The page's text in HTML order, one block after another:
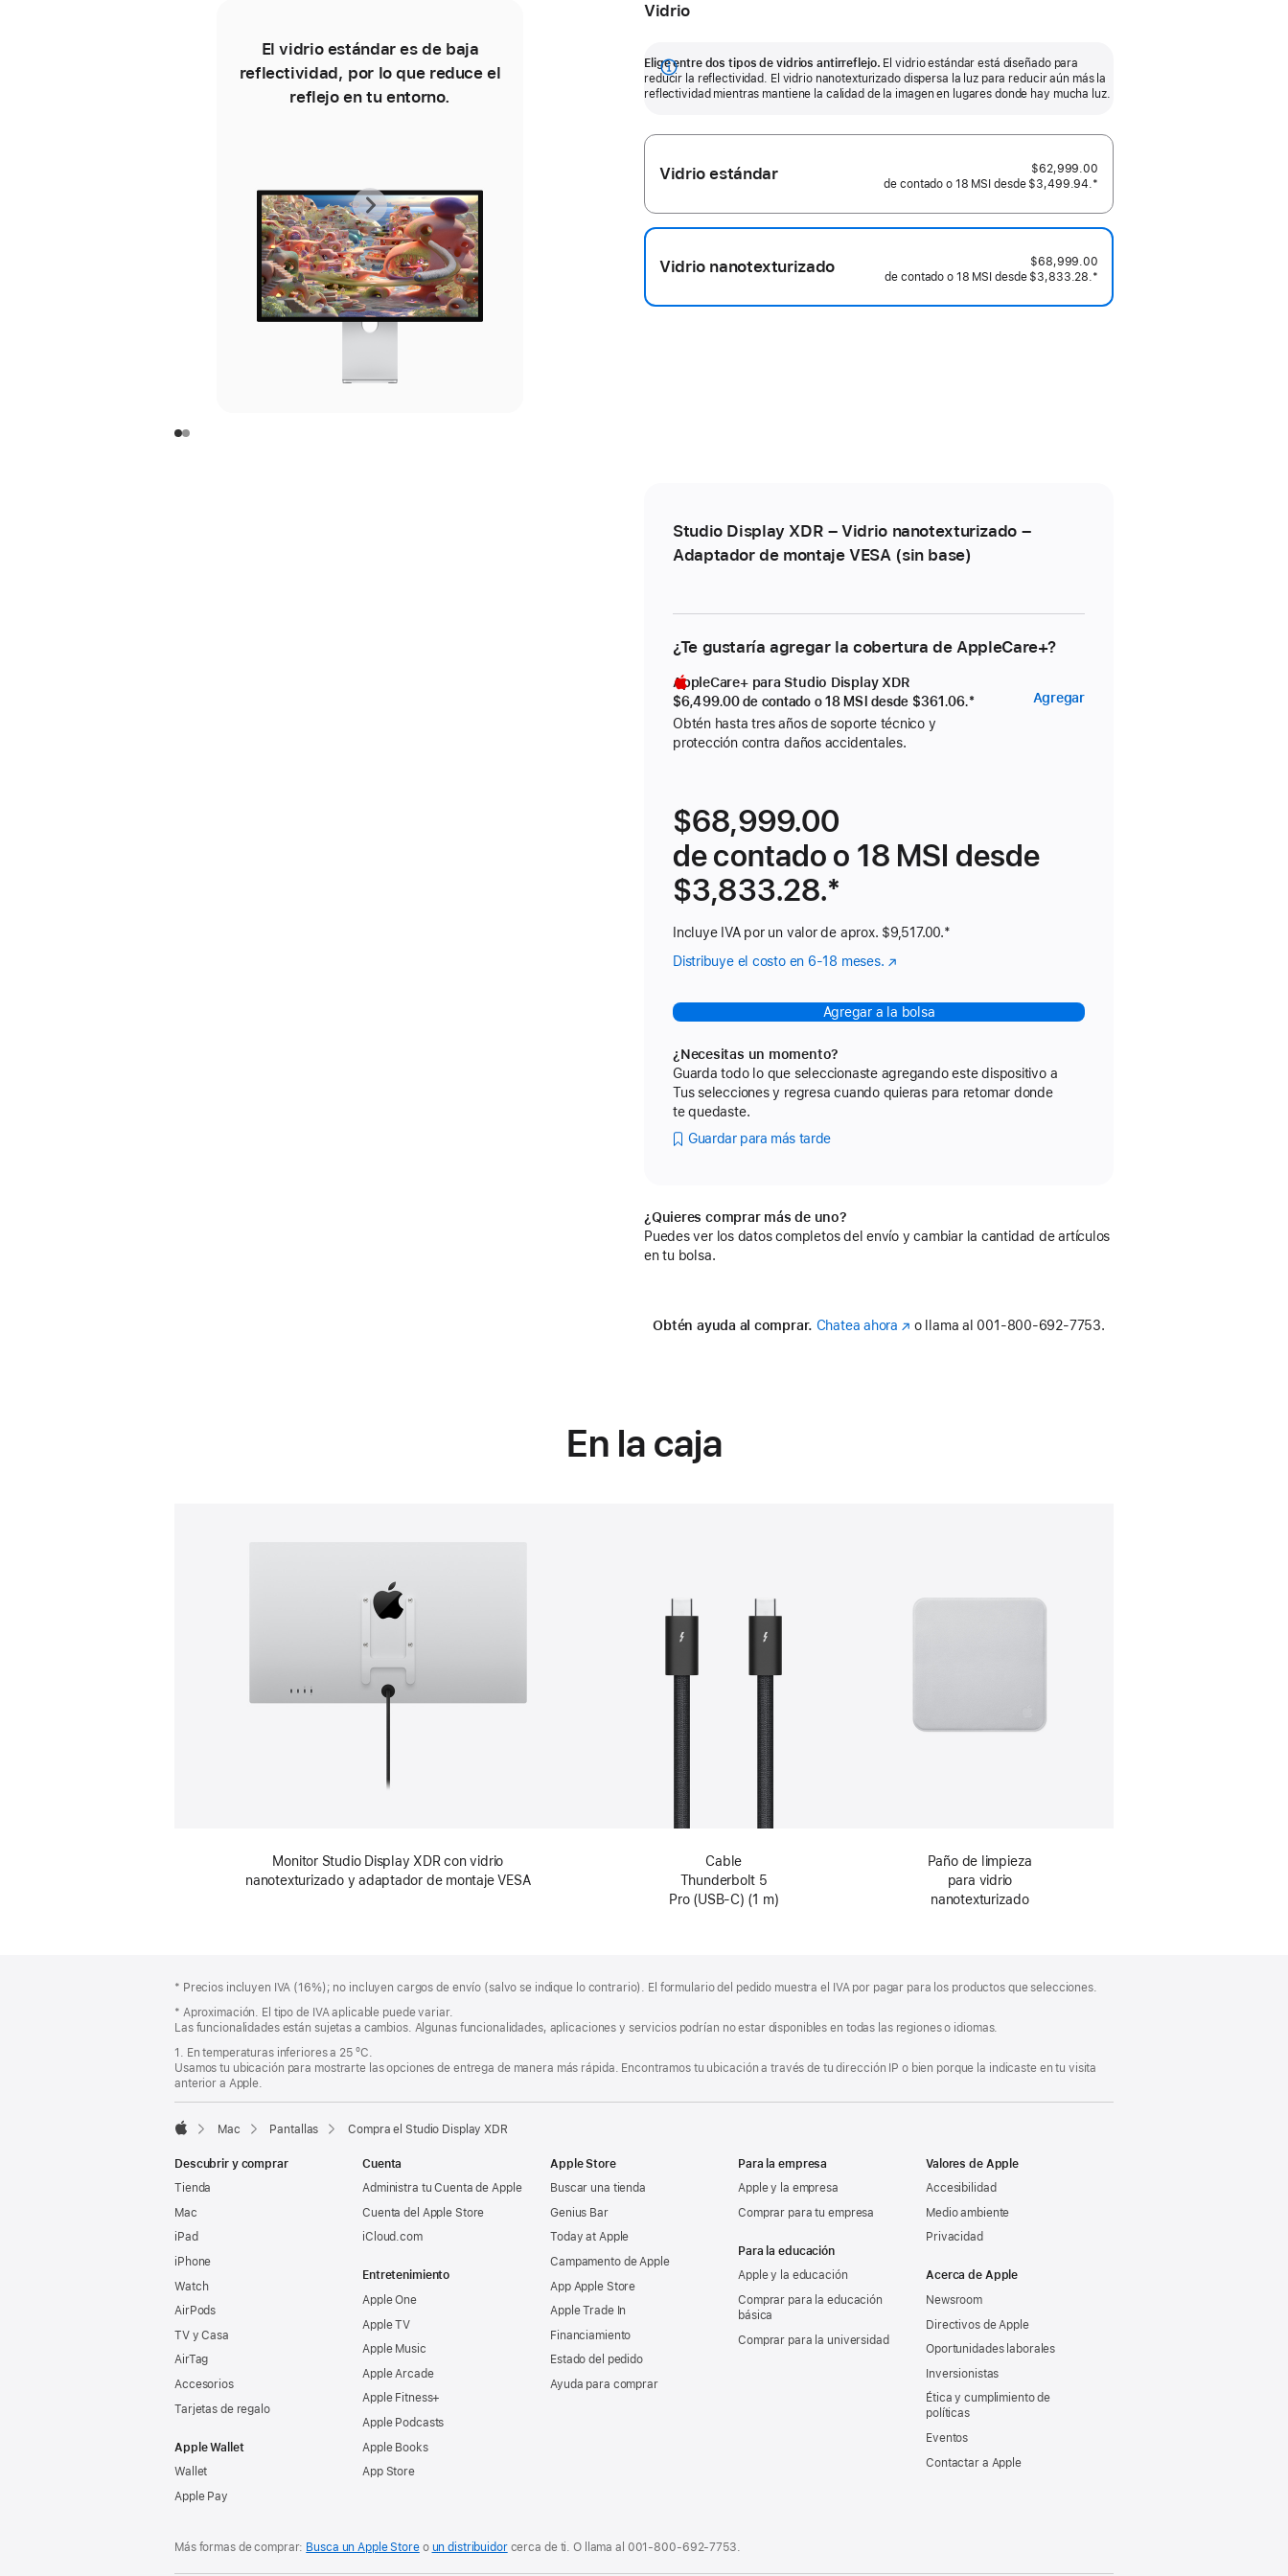
El vidrio estándar es de baja
reflectividad, por lo que reduce el
reflejo en tu entorno.
más la reflectividad para mantener
la calidad de la imagen incluso en
Anterior
-
Vidrio
Siguiente
-
Vidrio
Vidrio
Elige entre dos tipos de vidrios antirreflejo. El vidrio estándar está diseñado para
reducir la reflectividad. El vidrio nanotexturizado dispersa la luz para reducir aún más la
reflectividad mientras mantiene la calidad de la imagen en lugares donde hay mucha luz.
Mostrar
más
Vidrio estándar
$62,999.00
de contado o 18 MSI desde $3,499.94. Nota al pie
*
Vidrio nanotexturizado
$68,999.00
de contado o 18 MSI desde $3,833.28. Nota al pie
*
Studio Display XDR – Vidrio nanotexturizado –
Adaptador de montaje VESA (sin base)
¿Te gustaría agregar la cobertura de AppleCare+?
AppleCare+ para Studio Display XDR
$6,499.00de contado o18 MSI desde $361.06.Nota al pie
*
Obtén hasta tres años de soporte técnico y
protección contra daños accidentales.
AgregarAppleCare+
$68,999.00
de contado o 18 MSI desde
$3,833.28.Nota al pie
*
Incluye IVA por un valor de aprox. $9,517.00.Nota
*
Distribuye el costo en 6-18 meses.
en
una
Agregar a la bolsa
¿Necesitas un momento?
Guarda todo lo que seleccionaste agregando este dispositivo a
Tus selecciones y regresa cuando quieras para retomar donde
te quedaste.
Guardar para más tarde
¿Quieres comprar más de uno?
Puedes ver los datos completos del envío y cambiar la cantidad de artículos
en tu bolsa.
Obtén ayuda al comprar. Chatea ahora (seo llama al 001‑800‑692‑7753.
En la caja
Monitor Studio Display XDR con vidrio
nanotexturizado y adaptador de montaje VESA
Cable
Thunderbolt 5
Pro (USB‑C) (1 m)
Paño de limpieza
para vidrio
nanotexturizado
de
página
pie
de
página
Nota
pie
de
página
* Precios incluyen IVA (16%); no incluyen cargos de envío (salvo se indique lo contrario). El formulario del pedido muestra el IVA por pagar para los productos que selecciones.
* Aproximación. El tipo de IVA aplicable puede variar.
Las funcionalidades están sujetas a cambios. Algunas funcionalidades, aplicaciones y servicios podrían no estar disponibles en todas las regiones o idiomas.
1. En temperaturas inferiores a 25 ºC.
Usamos tu ubicación para mostrarte las opciones de entrega de manera más rápida. Encontramos tu ubicación a través de tu dirección IP o bien porque la indicaste en tu visita
anterior a Apple.
Mac Pantallas Compra el Studio Display XDR
Descubrir y comprar
Tienda
Mac
iPad
iPhone
Watch
AirPods
TV y Casa
AirTag
Accesorios
Tarjetas de regalo
Apple Wallet
Wallet
Apple Pay
Cuenta
Administra tu Cuenta de Apple
Cuenta del Apple Store
iCloud.com
Entretenimiento
Apple One
Apple TV
Apple Music
Apple Arcade
Apple Fitness+
Apple Podcasts
Apple Books
App Store
Apple Store
Buscar una tienda
Genius Bar
Today at Apple
Campamento de Apple
App Apple Store
Apple Trade In
Financiamiento
Estado del pedido
Ayuda para comprar
Para la empresa
Apple y la empresa
Comprar para tu empresa
Para la educación
Apple y la educación
Comprar para la educación
básica
Comprar para la universidad
Valores de Apple
Accesibilidad
Medio ambiente
Privacidad
Acerca de Apple
Newsroom
Directivos de Apple
Oportunidades laborales
Inversionistas
Ética y cumplimiento de
políticas
Eventos
Contactar a Apple
Más formas de comprar: Busca un Apple Storeo un distribuidorcerca de ti. O llama al 001‑800‑692‑7753